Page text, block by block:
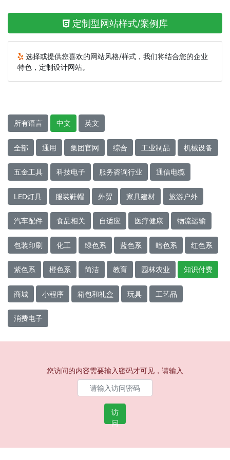
定制型网站样式/案例库
选择或提供您喜欢的网站风格/样式，我们将结合您的企业
特色，定制设计网站。
所有语言 中文 英文
全部 通用 集团官网 综合 工业制品 机械设备
五金工具 科技电子 服务咨询行业 通信电缆
LED灯具 服装鞋帽 外贸 家具建材 旅游户外
汽车配件 食品相关 自适应 医疗健康 物流运输
包装印刷 化工 绿色系 蓝色系 暗色系 红色系
紫色系 橙色系 简洁 教育 园林农业 知识付费
商城 小程序 箱包和礼盒 玩具 工艺品
消费电子
您访问的内容需要输入密码才可见，请输入
访
问